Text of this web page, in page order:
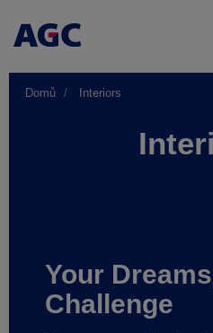
Domů Interiors
Your
Challenge